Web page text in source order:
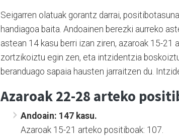
Seigarren olatuak gorantz darrai,
handiagoa baita. Andoainen berezki aurreko
astean 14 kasu berri izan ziren, azaroak 15-
zortzikoiztu egin zen, eta intzidentzia
beranduago sapaia hausten jarraitzen du.
Azaroak 22-28 arteko
Andoain: 147 kasu.
Azaroak 15-21 arteko positiboak: 107.